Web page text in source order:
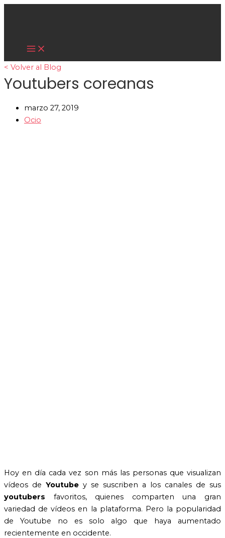
Ir
Main
< Volver al Blog
Youtubers coreanas
marzo 27, 2019
Ocio
Hoy en día cada vez son más las personas que visualizan
vídeos de Youtube y se suscriben a los canales de sus
youtubers favoritos, quienes comparten una gran
variedad de vídeos en la plataforma. Pero la popularidad
de Youtube no es solo algo que haya aumentado
recientemente en occidente.